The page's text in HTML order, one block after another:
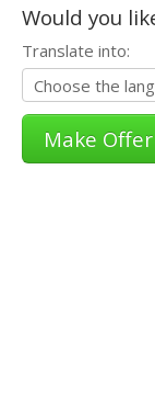
Would you
Translate into: